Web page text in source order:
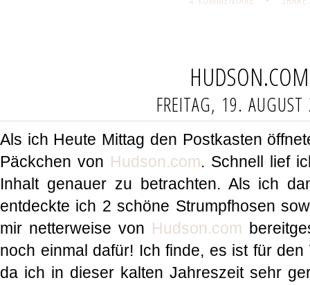
HUDSON.COM
FREITAG, 19.
Als ich Heute Mittag den Postkasten
Päckchen von Hudson.com. Schnell lief
Inhalt genauer zu betrachten. Als ich
entdeckte ich 2 schöne Strumpfhosen
mir netterweise von Hudson.com
noch einmal dafür! Ich finde, es ist für
da ich in dieser kalten Jahreszeit sehr